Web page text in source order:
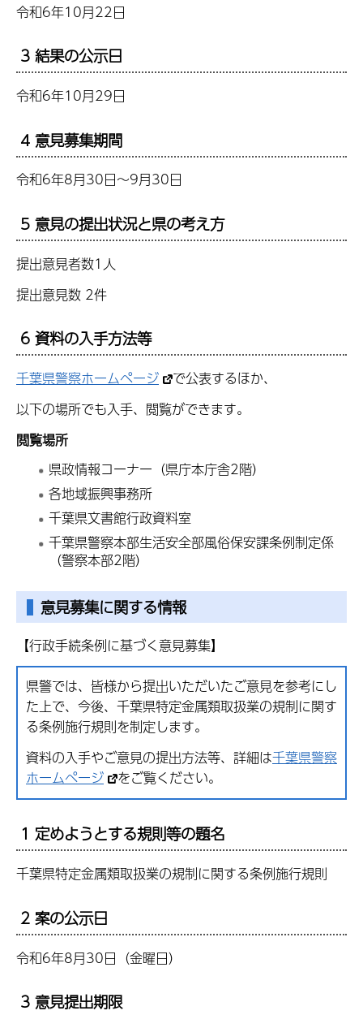
令和6年10月22日
3 結果の公示日
令和6年10月29日
4 意見募集期間
令和6年8月30日～9月30日
5 意見の提出状況と県の考え方
提出意見者数1人
提出意見数 2件
6 資料の入手方法等
千葉県警察ホームページ
で公表するほか、
以下の場所でも入手、閲覧ができます。
閲覧場所
県政情報コーナー（県庁本庁舎2階）
各地域振興事務所
千葉県文書館行政資料室
千葉県警察本部生活安全部風俗保安課条例制定係
（警察本部2階）
意見募集に関する情報
【行政手続条例に基づく意見募集】
県警では、皆様から提出いただいたご意見を参考にし
た上で、今後、千葉県特定金属類取扱業の規制に関す
る条例施行規則を制定します。
資料の入手やご意見の提出方法等、詳細は千葉県警察
ホームページ
をご覧ください。
1 定めようとする規則等の題名
千葉県特定金属類取扱業の規制に関する条例施行規則
2 案の公示日
令和6年8月30日（金曜日）
3 意見提出期限